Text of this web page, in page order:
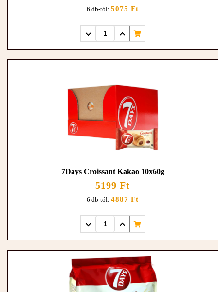
6 db-tól: 5075 Ft
7Days Croissant Kakao 10x60g
5199 Ft
6 db-tól: 4887 Ft